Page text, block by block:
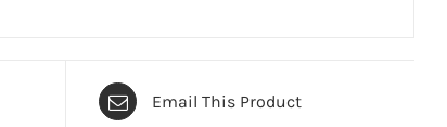
Email This Product